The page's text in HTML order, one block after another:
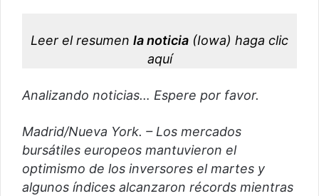
e
e
c
t
r
Leer el resumen la noticia (Iowa) haga clic
aquí
Analizando noticias… Espere por favor.
Madrid/Nueva York. – Los mercados
bursátiles europeos mantuvieron el
optimismo de los inversores el martes y
algunos índices alcanzaron récords mientras